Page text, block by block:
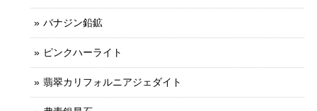
バナジン鉛鉱
ピンクハーライト
翡翠カリフォルニアジェダイト